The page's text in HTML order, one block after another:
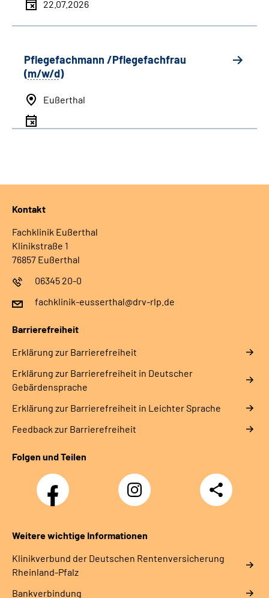
22.07.2026
Pflegefachmann /Pflegefachfrau
(m/w/d)
Eußerthal
Kontakt
Fachklinik Eußerthal
Klinikstraße 1
76857 Eußerthal
06345 20-0
fachklinik-eusserthal@drv-rlp.de
Barrierefreiheit
Erklärung zur Barrierefreiheit
Erklärung zur Barrierefreiheit in Deutscher
Gebärdensprache
Erklärung zur Barrierefreiheit in Leichter Sprache
Feedback zur Barrierefreiheit
Folgen und Teilen
Facebook
Instagram
DRV
Nachwuchskräfte
Teilen
Weitere wichtige Informationen
Klinikverbund der Deutschen Rentenversicherung
Rheinland-Pfalz
Bankverbindung